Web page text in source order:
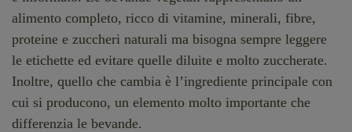
alimento completo, ricco di vitamine, minerali, fibre,
proteine e zuccheri naturali ma bisogna sempre leggere
le etichette ed evitare quelle diluite e molto zuccherate.
Inoltre, quello che cambia è l’ingrediente principale con
cui si producono, un elemento molto importante che
differenzia le bevande.